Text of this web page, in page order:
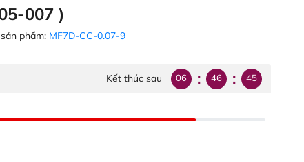
007 )
phẩm: MF7D-CC-0.07-9
Kết thúc sau 06 : 46 : 45